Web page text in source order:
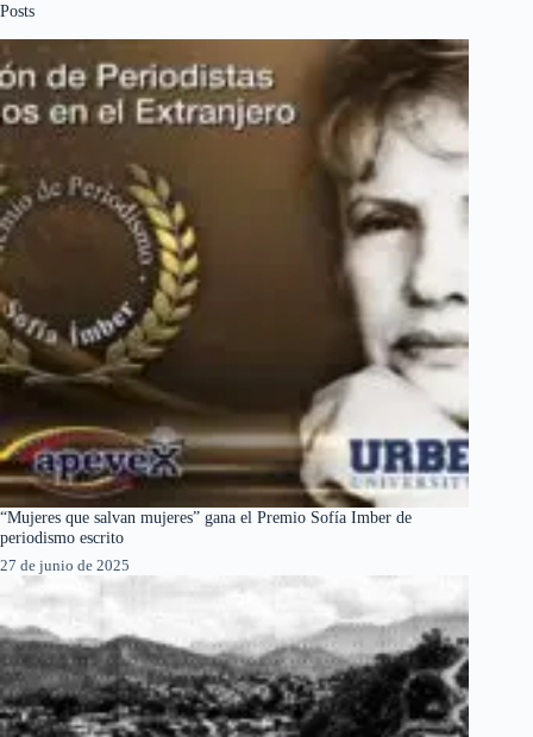
Posts
“Mujeres que salvan mujeres” gana el Premio Sofía Imber de
periodismo escrito
27 de junio de 2025